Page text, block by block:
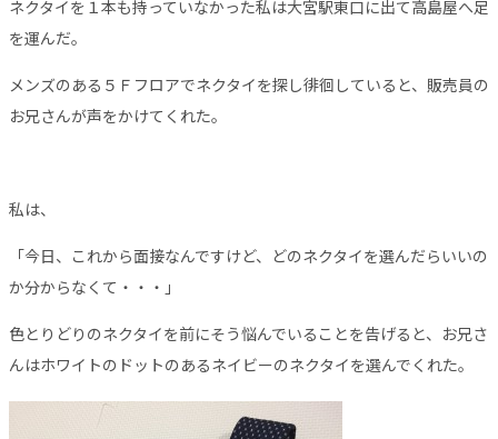
ネクタイを１本も持っていなかった私は大宮駅東口に出て高島屋へ足
を運んだ。
メンズのある５Ｆフロアでネクタイを探し徘徊していると、販売員の
お兄さんが声をかけてくれた。
私は、
「今日、これから面接なんですけど、どのネクタイを選んだらいいの
か分からなくて・・・」
色とりどりのネクタイを前にそう悩んでいることを告げると、お兄さ
んはホワイトのドットのあるネイビーのネクタイを選んでくれた。